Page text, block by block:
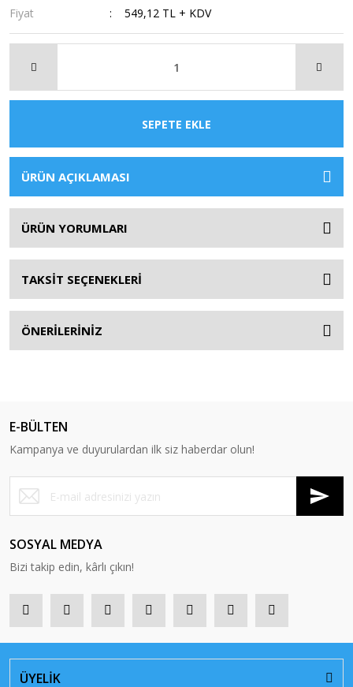
Fiyat
549,12 TL + KDV
SEPETE EKLE
ÜRÜN AÇIKLAMASI
ÜRÜN YORUMLARI
TAKSİT SEÇENEKLERİ
ÖNERİLERİNİZ
E-BÜLTEN
Kampanya ve duyurulardan ilk siz haberdar olun!
SOSYAL MEDYA
Bizi takip edin, kârlı çıkın!
ÜYELİK